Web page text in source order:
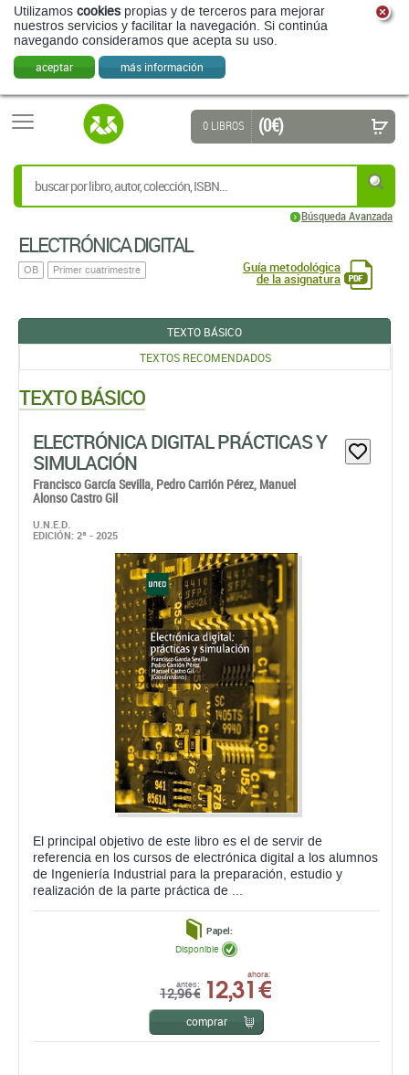
Utilizamos cookies propias y de terceros para mejorar
nuestros servicios y facilitar la navegación. Si continúa
navegando consideramos que acepta su uso.
aceptar más información
Búsqueda Avanzada
0 LIBROS (0 €)
ELECTRÓNICA DIGITAL
OB Primer cuatrimestre Guía metodológica
de la asignatura
TEXTO BÁSICO
TEXTOS RECOMENDADOS
TEXTO BÁSICO
ELECTRÓNICA DIGITAL PRÁCTICAS Y
SIMULACIÓN
Francisco García Sevilla, Pedro Carrión Pérez, Manuel
Alonso Castro Gil
U.N.E.D.
EDICIÓN: 2ª - 2025
El principal objetivo de este libro es el de servir de
referencia en los cursos de electrónica digital a los alumnos
de Ingeniería Industrial para la preparación, estudio y
realización de la parte práctica de ...
Papel:
antes:
12,96 €
ahora:
12,31 €
Disponible
comprar